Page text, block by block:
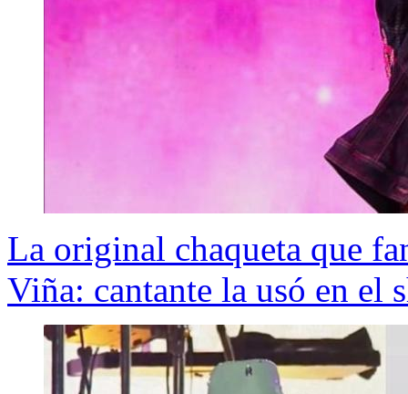
La original chaqueta que
Viña: cantante la usó en el